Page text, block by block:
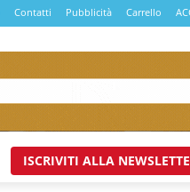
Contatti Pubblicità Carrello
ISCRIVITI ALLA